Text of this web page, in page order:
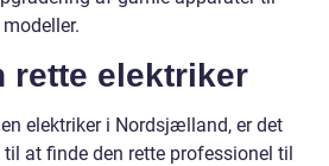
rette elektriker
elektriker i Nordsjælland, er det
at finde den rette professionel til